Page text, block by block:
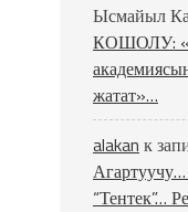
Ысмайыл
КОШОЛУ:
жатат»…
alakan к
“Тентек”…